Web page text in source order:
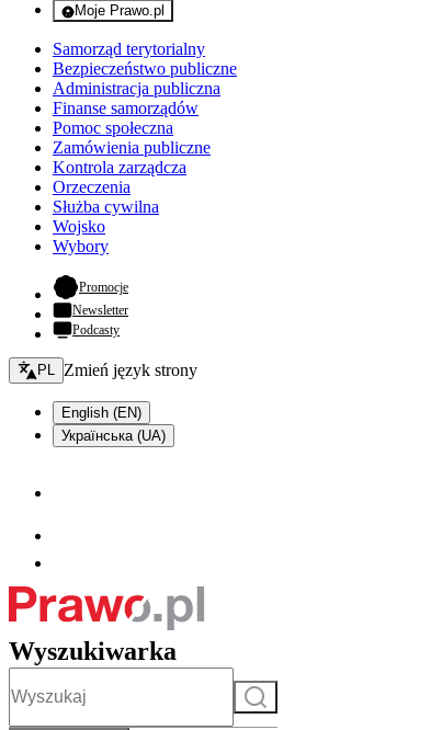
Moje Prawo.pl
- rejestracja i logowanie do serwisu
Samorząd terytorialny
Bezpieczeństwo publiczne
Administracja publiczna
Finanse samorządów
Pomoc społeczna
Zamówienia publiczne
Kontrola zarządcza
Orzeczenia
Służba cywilna
Wojsko
Wybory
Promocje- otwiera się w nowej karcie
Newsletter
Podcasty
Zmień język - bieżący:
PL Zmień język strony
English (EN)
Українська (UA)
Wyszukiwarka
Szukaj